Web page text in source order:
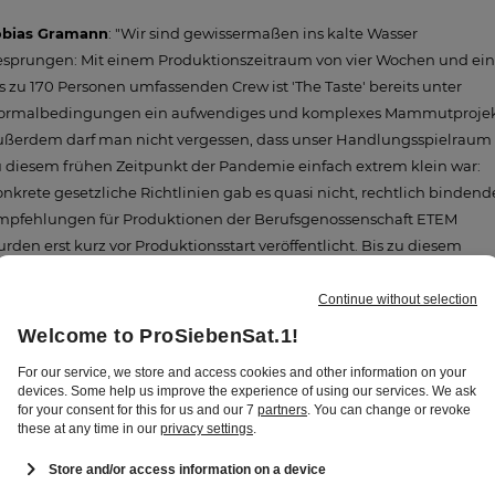
Gramann: "Wir sind gewissermaßen ins kalte Wasser
Mit einem Produktionszeitraum von vier Wochen und
zu 170 Personen umfassenden Crew ist 'The Taste' bereits unter
ein aufwendiges und komplexes
darf man nicht vergessen, dass unser Handlungsspielraum
diesem frühen Zeitpunkt der Pandemie einfach extrem klein war:
gesetzliche Richtlinien gab es quasi nicht, rechtlich
für Produktionen der Berufsgenossenschaft ETEM
erst kurz vor Produktionsstart veröffentlicht. Bis zu diesem
haben wir alles in Eigenverantwortung organisiert.
waren in der heutigen Form nicht verfügbar. Und dass wir
Lebensmitteln arbeiten und es in dieser Sendung ums Essen geht,
es nicht leichter gemacht. Wir haben uns von Tag zu Tag gehangelt
natürlich auch geschaut, wie es andere machen – die einen ganz
Publikum, die anderen mit Plexiglaswänden. 'Learning by doing'
Was können und dürfen wir wie umsetzen? Auf was müssen wir
und wie können wir diese Lücken füllen? Und wie kommt
dem:der Zuschauer:in an? Durch die dynamische Situation hatten